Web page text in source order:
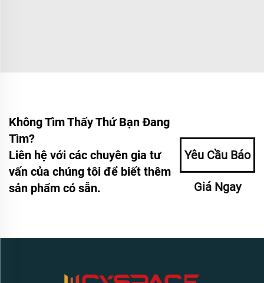
Không Tìm Thấy Thứ Bạn Đang
Tìm?
Liên hệ với các chuyên gia tư
vấn của chúng tôi để biết thêm
sản phẩm có sẵn.
Yêu Cầu Báo
Giá Ngay